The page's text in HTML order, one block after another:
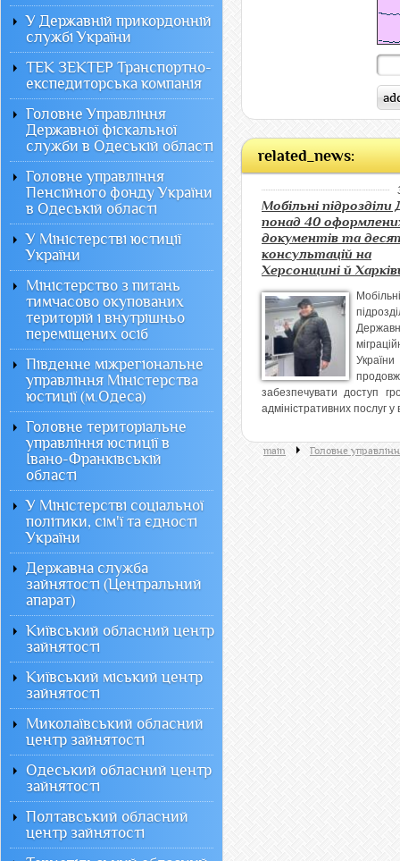
related_news:
Мобільні
понад 40
документів та
консультацій на
Херсонщині й
Мобільні
України
забезпечувати доступ
адміністративних послуг у
main Головне
У Державній прикордонній
службі України
ТЕК ЗЕКТЕР Транспортно-
експедиторська компанія
Головне Управління
Державної фіскальної
служби в Одеській області
Головне управління
Пенсійного фонду України
в Одеській області
У Міністерстві юстиції
України
Міністерство з питань
тимчасово окупованих
територій і внутрішньо
переміщених осіб
Південне міжрегіональне
управління Міністерства
юстиції (м.Одеса)
Головне територіальне
управління юстиції в
Івано-Франківській
області
У Міністерстві соціальної
політики, сім'ї та єдності
України
Державна служба
зайнятості (Центральний
апарат)
Київський обласний центр
зайнятості
Київський міський центр
зайнятості
Миколаївський обласний
центр зайнятості
Одеський обласний центр
зайнятості
Полтавський обласний
центр зайнятості